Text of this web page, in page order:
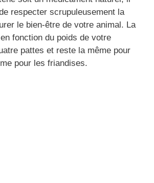
respecter scrupuleusement la
le bien-être de votre animal. La
fonction du poids de votre
pattes et reste la même pour
pour les friandises.